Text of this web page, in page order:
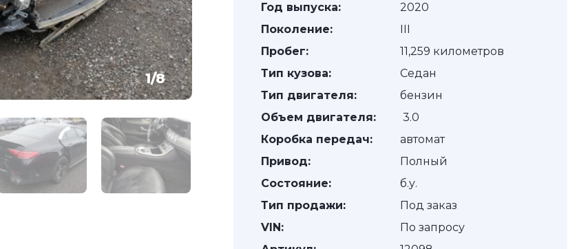
1/8
Год выпуска:
2020
Поколение:
III
Пробег:
11,259 километров
Тип кузова:
Седан
Тип двигателя:
бензин
Объем двигателя:
3.0
Коробка передач:
автомат
Привод:
Полный
Состояние:
б.у.
Тип продажи:
Под заказ
VIN:
По запросу